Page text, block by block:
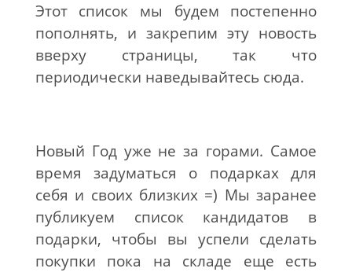
Этот список мы будем постепенно
пополнять, и закрепим эту новость
вверху страницы, так что
периодически наведывайтесь сюда.
Новый Год уже не за горами. Самое
время задуматься о подарках для
себя и своих близких =) Мы заранее
публикуем список кандидатов в
подарки, чтобы вы успели сделать
покупки пока на складе еще есть